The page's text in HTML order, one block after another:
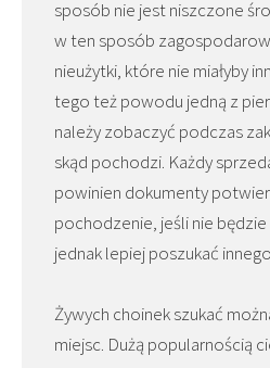
sposób nie jest niszczone
w ten sposób
nieużytki, które nie miałyby
tego też powodu jedną z
należy zobaczyć podczas
skąd pochodzi. Każdy
powinien dokumenty
pochodzenie, jeśli nie
jednak lepiej poszukać
Żywych choinek szukać
miejsc. Dużą popularnością